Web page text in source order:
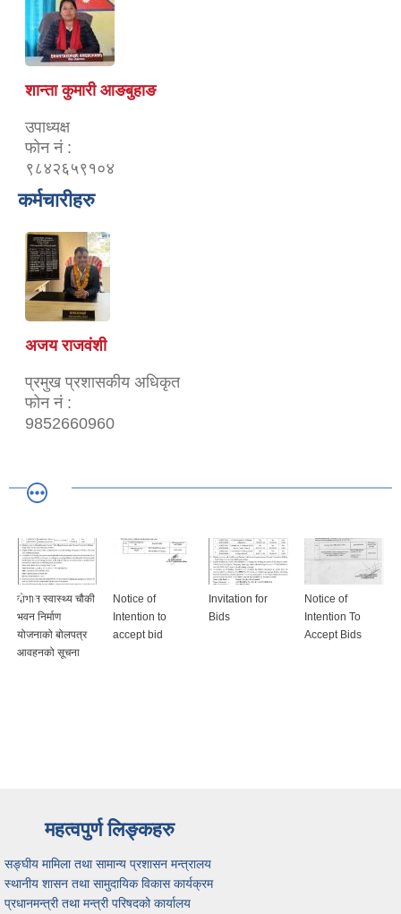
शान्ता कुमारी आङबुहाङ
उपाध्यक्ष
फोन नं :
९८४२६५९१०४
कर्मचारीहरु
अजय राजवंशी
प्रमुख प्रशासकीय अधिकृत
फोन नं :
9852660960
दोभान स्वास्थ्य चौकी
भवन निर्माण
योजनाको बोलपत्र
आवहनको सूचना
Notice of
Intention to
accept bid
Invitation for
Bids
Notice of
Intention To
Accept Bids
महत्वपुर्ण लिङ्कहरु
सङ्घीय मामिला तथा सामान्य प्रशासन मन्त्रालय
स्थानीय शासन तथा सामुदायिक विकास कार्यक्रम
प्रधानमन्त्री तथा मन्त्री परिषदको कार्यालय